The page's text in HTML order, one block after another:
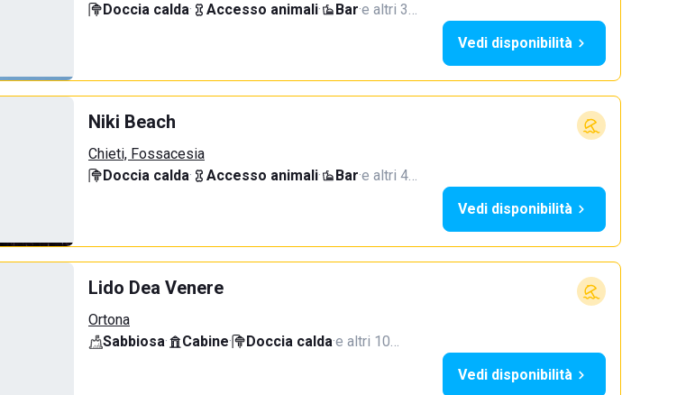
Doccia calda· Accesso animali· Bar·e altri 3…
Vedi disponibilità
Niki Beach
Chieti, Fossacesia
Doccia calda· Accesso animali· Bar·e altri 4…
Vedi disponibilità
Lido Dea Venere
Ortona
Sabbiosa· Cabine· Doccia calda·e altri 10…
Vedi disponibilità